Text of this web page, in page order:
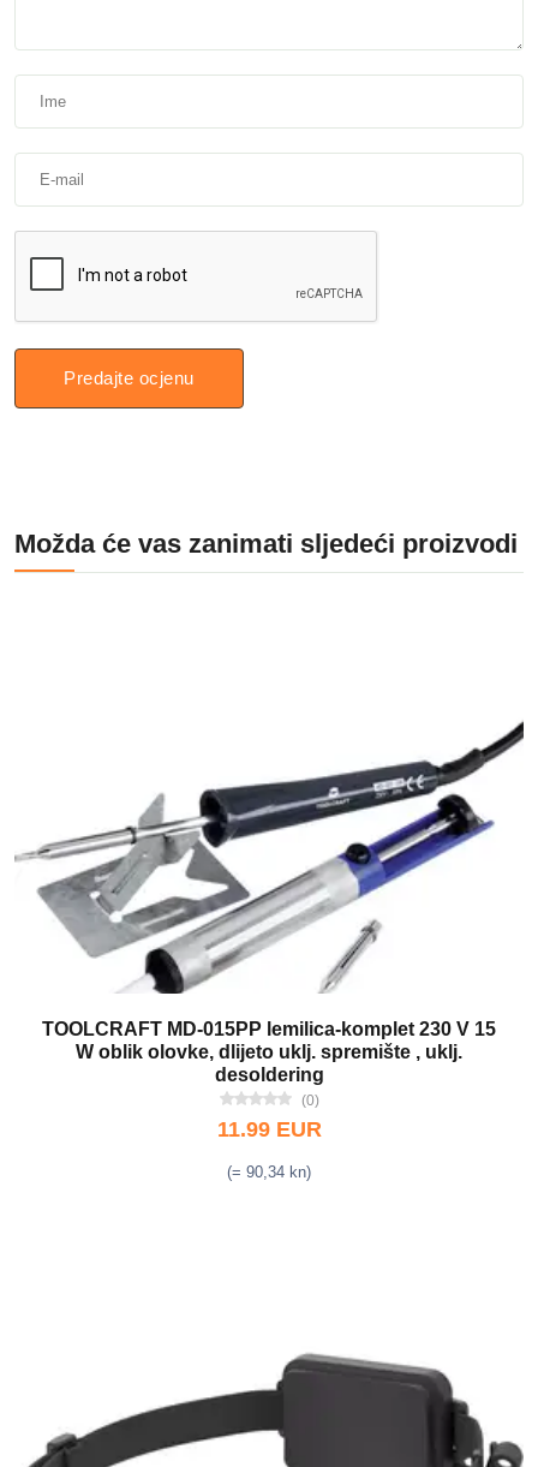
Predajte ocjenu
Možda će vas zanimati sljedeći proizvodi
TOOLCRAFT MD-015PP lemilica-komplet 230 V 15
W oblik olovke, dlijeto uklj. spremište , uklj.
desoldering
(0)
11.99 EUR
(= 90,34 kn)